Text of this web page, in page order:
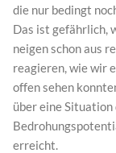
die nur bedingt
Das ist gefährlich,
neigen schon aus
reagieren, wie wir
offen sehen
über eine
erreicht.